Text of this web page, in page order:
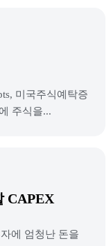
미국주식예탁증
주식을...
CAPEX
에 엄청난 돈을